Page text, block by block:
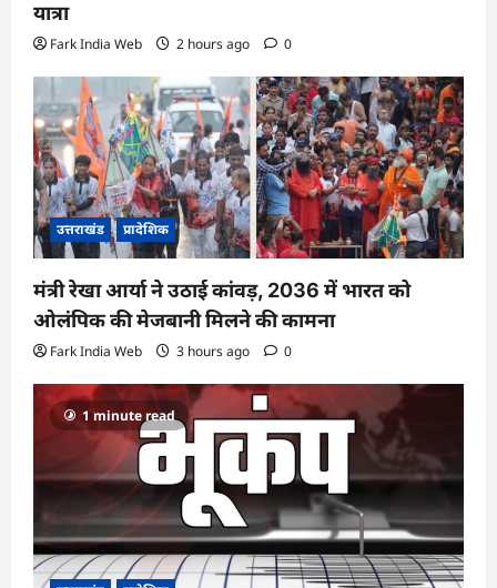
यात्रा
Fark India Web 2 hours ago 0
उत्तराखंड प्रादेशिक
मंत्री रेखा आर्या ने उठाई कांवड़, 2036 में भारत को
ओलंपिक की मेजबानी मिलने की कामना
Fark India Web 3 hours ago 0
1 minute read